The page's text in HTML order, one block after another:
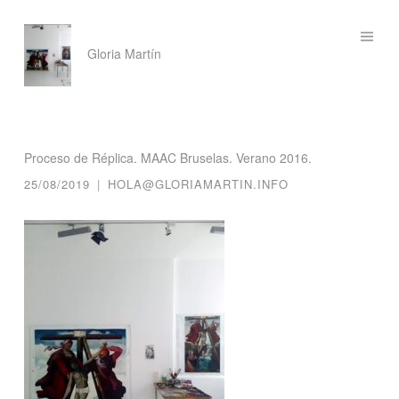
Saltar
al
contenido
Gloria Martín
Proceso de Réplica. MAAC Bruselas. Verano 2016.
25/08/2019 | HOLA@GLORIAMARTIN.INFO